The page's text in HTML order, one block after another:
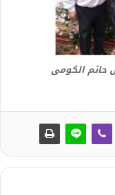
حاتم الكومى